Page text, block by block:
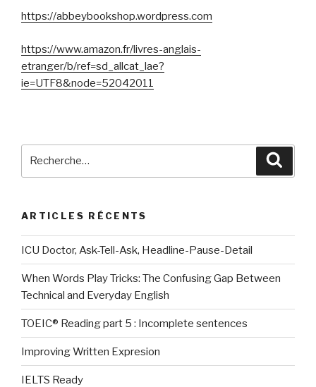
https://abbeybookshop.wordpress.com
https://www.amazon.fr/livres-anglais-
etranger/b/ref=sd_allcat_lae?
ie=UTF8&node=52042011
ARTICLES RÉCENTS
ICU Doctor, Ask-Tell-Ask, Headline-Pause-Detail
When Words Play Tricks: The Confusing Gap Between
Technical and Everyday English
TOEIC® Reading part 5 : Incomplete sentences
Improving Written Expresion
IELTS Ready